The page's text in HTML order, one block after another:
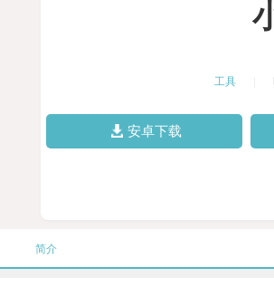
工具
安卓下载
简介